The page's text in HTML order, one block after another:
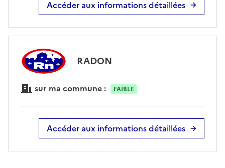
Accéder aux informations détaillées
RADON
sur ma commune : FAIBLE
Accéder aux informations détaillées